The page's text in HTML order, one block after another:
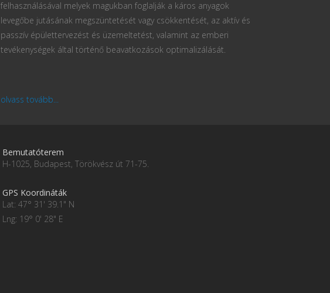
felhasználásával melyek magukban foglalják a káros anyagok
levegőbe jutásának megszüntetését vagy csökkentését, az aktív és
passzív épülettervezést és üzemeltetést, valamint az emberi
tevékenységek által történő beavatkozások optimalizálását.
olvass tovább...
Bemutatóterem
H-1025, Budapest, Törökvész út 71-75.
GPS Koordináták
Lat: 47° 31' 39.1" N
Lng: 19° 0' 28" E